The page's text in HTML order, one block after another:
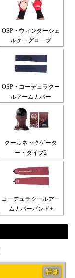
OSP・ウィンターシェ
ルターグローブ
OSP・コーデュラクー
ルアームカバー
クールネックゲータ
ー・タイプ2
コーデュラクールアー
ムカバーバンド+
詳細